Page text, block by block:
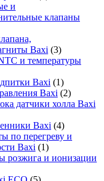
и
клапаны
Baxi (3)
и температуры
Baxi (1)
Baxi (2)
датчики холла Baxi
Baxi (4)
по перегреву и
Baxi (1)
розжига и ионизации